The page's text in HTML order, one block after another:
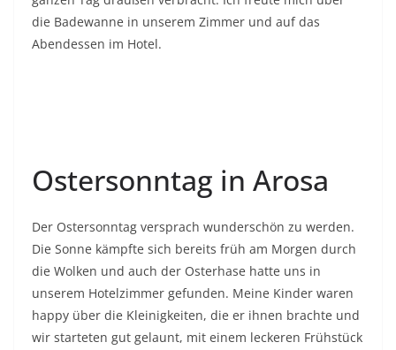
die Badewanne in unserem Zimmer und auf das
Abendessen im Hotel.
Ostersonntag in Arosa
Der Ostersonntag versprach wunderschön zu werden.
Die Sonne kämpfte sich bereits früh am Morgen durch
die Wolken und auch der Osterhase hatte uns in
unserem Hotelzimmer gefunden. Meine Kinder waren
happy über die Kleinigkeiten, die er ihnen brachte und
wir starteten gut gelaunt, mit einem leckeren Frühstück